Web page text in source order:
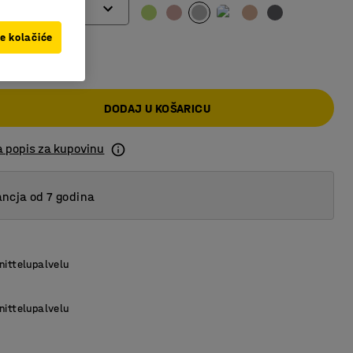
KM
DODAJ U KOŠARICU
popis za kupovinu
od 7 godina
kolačiće